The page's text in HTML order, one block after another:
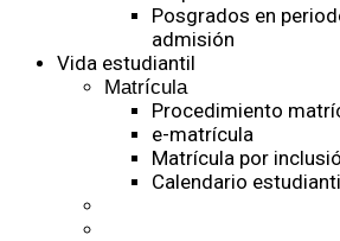
Posgrados en
admisión
Vida estudiantil
Matrícula
Procedimiento
e-matrícula
Matrícula por
Calendario